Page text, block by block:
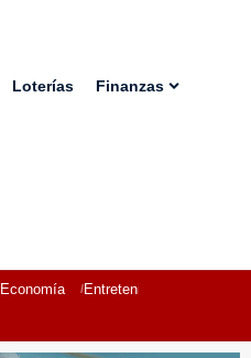
Loterías Finanzas
Economía Entretenimiento